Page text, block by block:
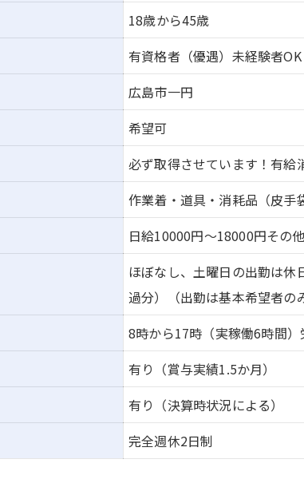
18歳から45歳
有資格者（優遇）未経験者OK
広島市一円
希望可
必ず取得させています！有給
作業着・道具・消耗品（皮手
日給10000円～18000円その
ほぼなし、土曜日の出勤は
過分）（出勤は基本希望者の
8時から17時（実稼働6時間）
有り（賞与実績1.5か月）
有り（決算時状況による）
完全週休2日制